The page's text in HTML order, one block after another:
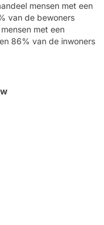
mensen met een
van de bewoners
met een
86% van de inwoners